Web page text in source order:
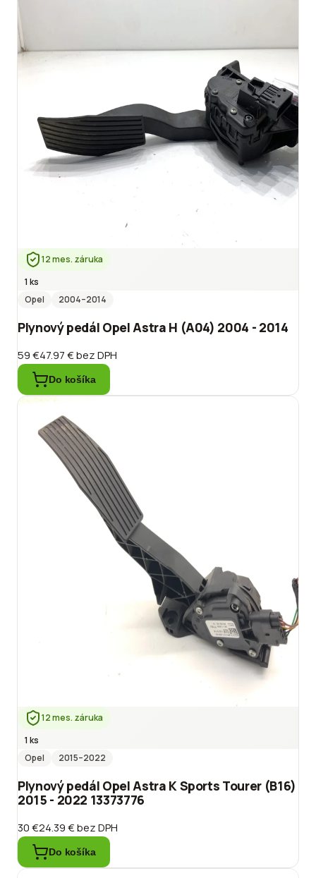
12 mes. záruka
1 ks
Opel
2004–2014
Plynový pedál Opel Astra H (A04) 2004 - 2014
59 €47.97 €bez DPH
Do košíka
12 mes. záruka
1 ks
Opel
2015–2022
Plynový pedál Opel Astra K Sports Tourer (B16)
2015 - 2022 13373776
30 €24.39 €bez DPH
Do košíka